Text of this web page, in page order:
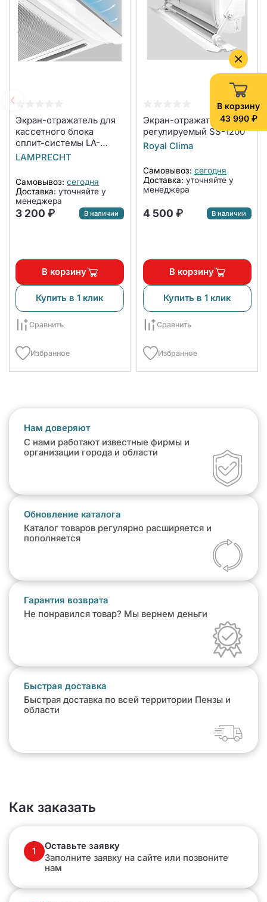
В корзину
43 990 ₽
Экран-отражатель для
кассетного блока
сплит-системы LA-
NW600-CA
LAMPRECHT
Самовывоз: сегодня
Доставка: уточняйте у
менеджера
3 200 ₽ В наличии
В корзину
Купить в 1 клик
Сравнить
Избранное
Экран-отражатель
регулируемый SS-1200
Royal Clima
Самовывоз: сегодня
Доставка: уточняйте у
менеджера
4 500 ₽ В наличии
В корзину
Купить в 1 клик
Сравнить
Избранное
Нам доверяют
С нами работают известные фирмы и
организации города и области
Обновление каталога
Каталог товаров регулярно расширяется и
пополняется
Гарантия возврата
Не понравился товар? Мы вернем деньги
Быстрая доставка
Быстрая доставка по всей территории Пензы и
области
Как заказать
1
Оставьте заявку
Заполните заявку на сайте или позвоните
нам